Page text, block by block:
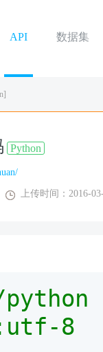
API 数据集
Python
上传时间：2016-
8